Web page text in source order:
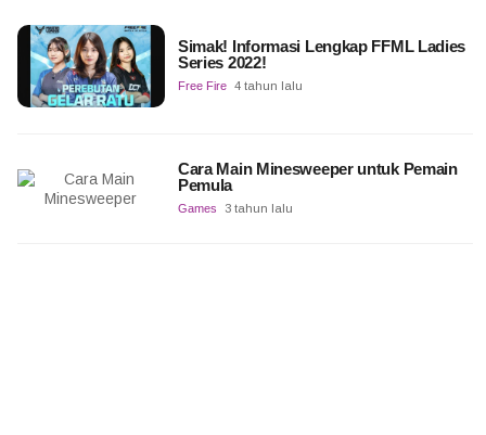
Simak! Informasi Lengkap FFML Ladies
Series 2022!
Free Fire 4 tahun lalu
Cara Main Minesweeper untuk Pemain
Pemula
Games 3 tahun lalu